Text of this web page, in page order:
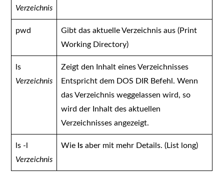
Verzeichnis
pwd
Gibt das aktuelle Verzeichnis aus (Print
Working Directory)
ls
Verzeichnis
Zeigt den Inhalt eines Verzeichnisses
Entspricht dem DOS DIR Befehl. Wenn
das Verzeichnis weggelassen wird, so
wird der Inhalt des aktuellen
Verzeichnisses angezeigt.
ls -l
Verzeichnis
Wie ls aber mit mehr Details. (List long)